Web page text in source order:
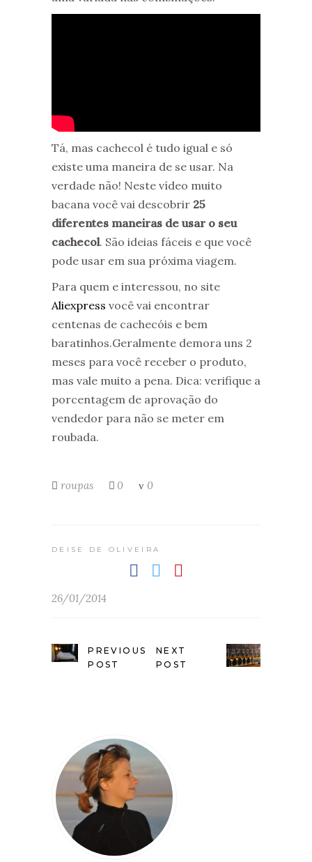
Tá, mas cachecol é tudo igual e só
existe uma maneira de se usar. Na
verdade não! Neste vídeo muito
bacana você vai descobrir 25
diferentes maneiras de usar o seu
cachecol. São ideias fáceis e que você
pode usar em sua próxima viagem.
Para quem e interessou, no site
Aliexpress você vai encontrar
centenas de cachecóis e bem
baratinhos.Geralmente demora uns 2
meses para você receber o produto,
mas vale muito a pena. Dica: verifique a
porcentagem de aprovação do
vendedor para não se meter em
roubada.
roupas 0 0
DEISE DE OLIVEIRA
26/01/2014
PREVIOUS
POST
NEXT
POST